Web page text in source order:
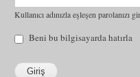
Kullanıcı adınızla eşleşen parolanızı
Beni bu bilgisayarda hatırla